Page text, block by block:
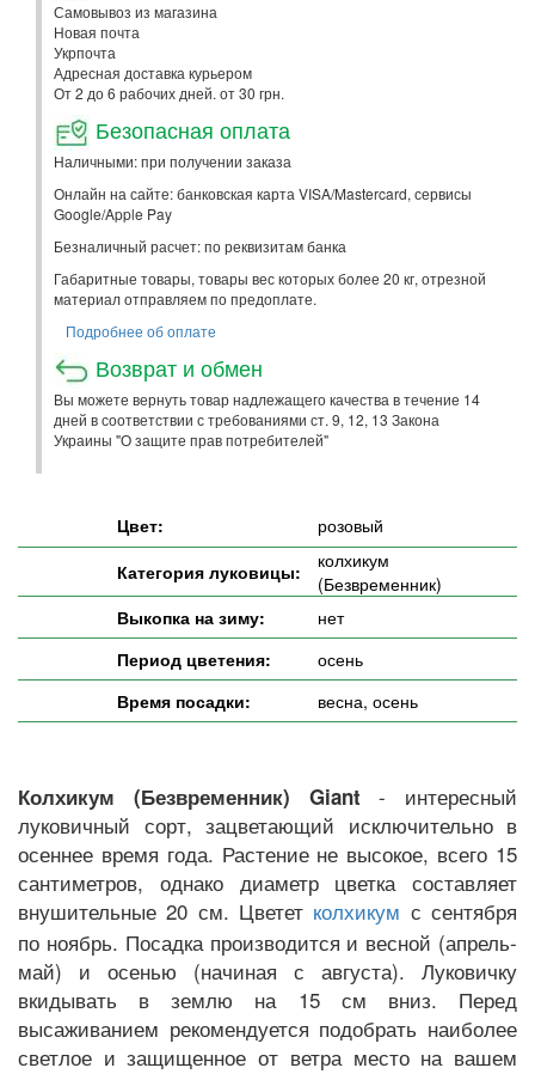
Самовывоз из магазина
Новая почта
Укрпочта
Адресная доставка курьером
От 2 до 6 рабочих дней. от 30 грн.
Безопасная оплата
Наличными: при получении заказа
Онлайн на сайте: банковская карта VISA/Mastercard, сервисы
Google/Apple Pay
Безналичный расчет: по реквизитам банка
Габаритные товары, товары вес которых более 20 кг, отрезной
материал отправляем по предоплате.
Подробнее об оплате
Возврат и обмен
Вы можете вернуть товар надлежащего качества в течение 14
дней в соответствии с требованиями ст. 9, 12, 13 Закона
Украины "О защите прав потребителей"
Цвет:
розовый
Категория луковицы:
колхикум
(Безвременник)
Выкопка на зиму:
нет
Период цветения:
осень
Время посадки:
весна, осень
Колхикум (Безвременник) Giant - интересный
луковичный сорт, зацветающий исключительно в
осеннее время года. Растение не высокое, всего 15
сантиметров, однако диаметр цветка составляет
внушительные 20 см. Цветет колхикум с сентября
по ноябрь. Посадка производится и весной (апрель-
май) и осенью (начиная с августа). Луковичку
вкидывать в землю на 15 см вниз. Перед
высаживанием рекомендуется подобрать наиболее
светлое и защищенное от ветра место на вашем